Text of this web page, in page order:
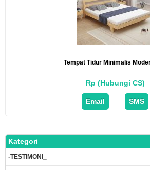
Tempat Tidur Minimalis
Rp (Hubungi CS)
Email SMS
Kategori
-TESTIMONI_